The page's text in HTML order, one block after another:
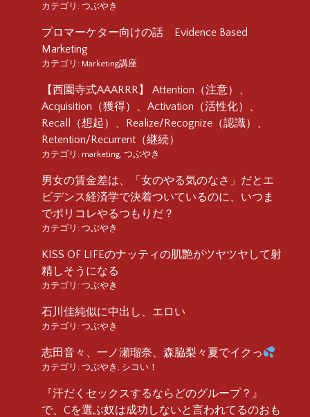
カテゴリ: つぶやき
プロマーケター向けの話 Evidence Based
Marketing
カテゴリ: Marketing講座
【西園寺式AAARRR】 Attention（注意）、
Acquisition（獲得）、Activation（活性化）、
Recall（想起）、Realize/Recognize（認識）、
Retention/Recurrent（継続）
カテゴリ: marketing, つぶやき
男女の賃金差は、「女のやる気のなさ」だとエ
ビデンス経済学で決着ついているのに、いつま
でポリコレやるつもりだ？
カテゴリ: つぶやき
KISS OF LIFEのナッティの肌艶がツヤツヤして射
精しそうになる
カテゴリ: つぶやき
石川佳純似に中出し、エロい
カテゴリ: つぶやき
志田音々、一ノ瀬瑠奈、森脇梨々夏でイクっ
カテゴリ: つぶやき , シコい！
『汗だくセックスするならどのグループ？』
で、Cを選ぶ奴は成功しないと言われてるのおも